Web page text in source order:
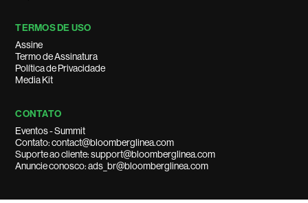
TERMOS DE USO
Assine
Termo de Assinatura
Política de Privacidade
Media Kit
CONTATO
Eventos - Summit
Contato: contact@bloomberglinea.com
Suporte ao cliente: support@bloomberglinea.com
Anuncie conosco: ads_br@bloomberglinea.com